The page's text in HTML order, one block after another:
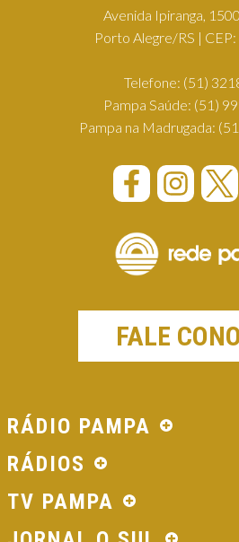
Avenida Ipiranga,
Porto Alegre/RS |
Telefone: (51)
Pampa Saúde: (51)
Pampa na Madrugada:
FALE
RÁDIO PAMPA
RÁDIOS
TV PAMPA